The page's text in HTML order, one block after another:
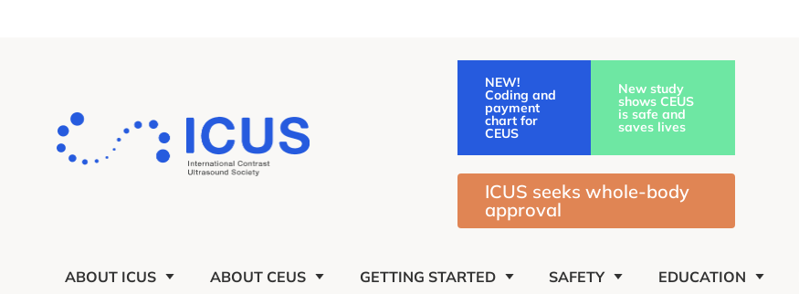
NEW!
Coding and
payment
chart for
CEUS
New study
shows CEUS
is safe and
saves lives
ICUS seeks whole-body
approval
ABOUT ICUS ABOUT CEUS GETTING STARTED SAFETY EDUCATION